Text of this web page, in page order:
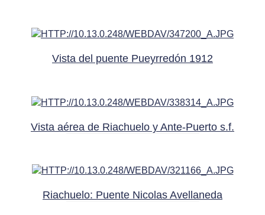
Vista del puente Pueyrredón 1912
Vista aérea de Riachuelo y Ante-Puerto s.f.
Riachuelo: Puente Nicolas Avellaneda